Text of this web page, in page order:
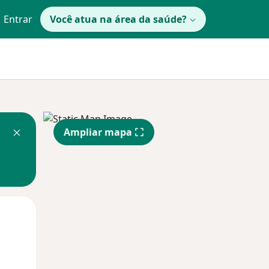
Entrar Você atua na área da saúde?
Ampliar mapa